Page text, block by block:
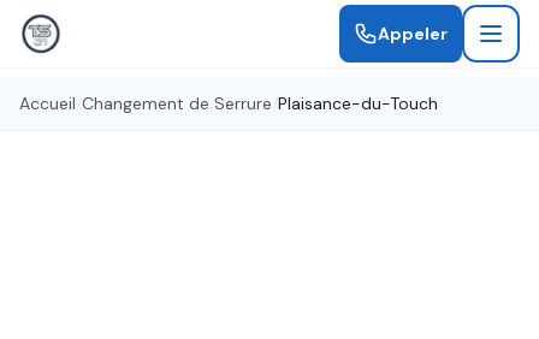
Appeler
Accueil Changement de Serrure Plaisance-du-Touch